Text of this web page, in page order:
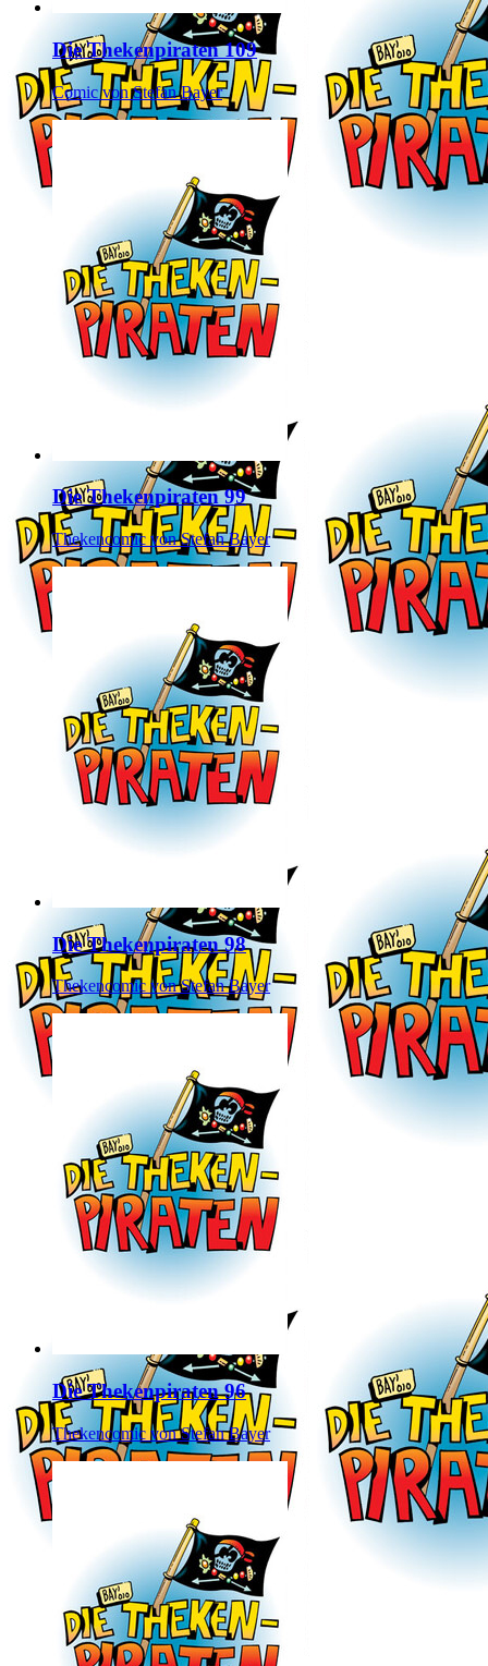
Die Thekenpiraten 109
Comic von Stefan Bayer
Die Thekenpiraten 99
Thekencomic von Stefan Bayer
Die Thekenpiraten 98
Thekencomic von Stefan Bayer
Die Thekenpiraten 96
Thekencomic von Stefan Bayer